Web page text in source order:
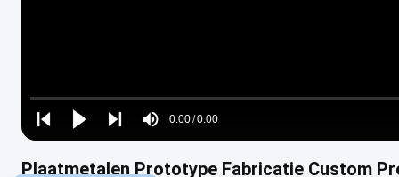
Play
Play
Play
Mute
Time
0:00/0:00
Loaded:
0%
Plaatmetalen Prototype Fabricatie Custom